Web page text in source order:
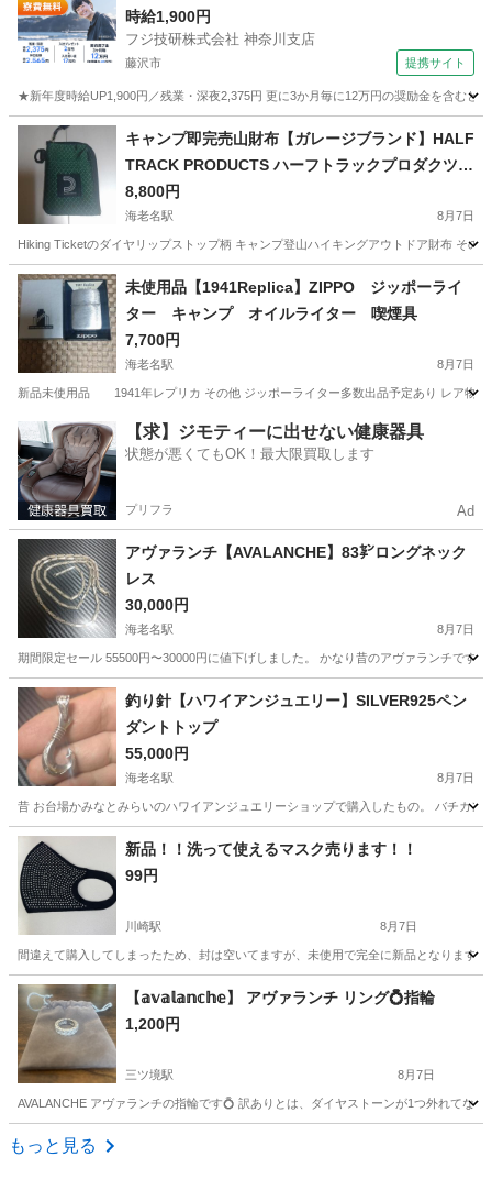
時給1,900円
フジ技研株式会社 神奈川支店
藤沢市 提携サイト
★新年度時給UP1,900円／残業・深夜2,375円 更に3か月毎に12万円の奨励金を含む
神奈川 藤沢市 その他
キャンプ即完売山財布【ガレージブランド】HALF
TRACK PRODUCTS ハーフトラックプロダクツ
☆ HIKING TICKET
8,800円
海老名駅 8月7日
Hiking Ticketのダイヤリップストップ柄 キャンプ登山ハイキングアウトドア財布 そ
神奈川 海老名市 海老名駅 TRACK
未使用品【1941Replica】ZIPPO ジッポーライ
ター キャンプ オイルライター 喫煙具
7,700円
海老名駅 8月7日
新品未使用品 1941年レプリカ その他 ジッポーライター多数出品予定あり レア物
神奈川 海老名市 海老名駅 小物 喫煙具
【求】ジモティーに出せない健康器具
状態が悪くてもOK！最大限買取します
プリフラ Ad
アヴァランチ【AVALANCHE】83㌢ロングネック
レス
30,000円
海老名駅 8月7日
期間限定セール 55500円〜30000円に値下げしました。 かなり昔のアヴァランチで
神奈川 海老名市 海老名駅 アクセサリー アヴァランチ
釣り針【ハワイアンジュエリー】SILVER925ペン
ダントトップ
55,000円
海老名駅 8月7日
昔 お台場かみなとみらいのハワイアンジュエリーショップで購入したもの。 バチカ
神奈川 海老名市 海老名駅 アクセサリー
新品！！洗って使えるマスク売ります！！
99円
川崎駅 8月7日
間違えて購入してしまったため、封は空いてますが、未使用で完全に新品となります
神奈川 川崎市 川崎駅 その他 マスク
【𝕒𝕧𝕒𝕝𝕒𝕟𝕔𝕙𝕖】 アヴァランチ リング💍指輪
1,200円
三ツ境駅 8月7日
AVALANCHE アヴァランチの指輪です💍 訳ありとは、ダイヤストーンが1つ外れてな
神奈川 横浜市
もっと見る